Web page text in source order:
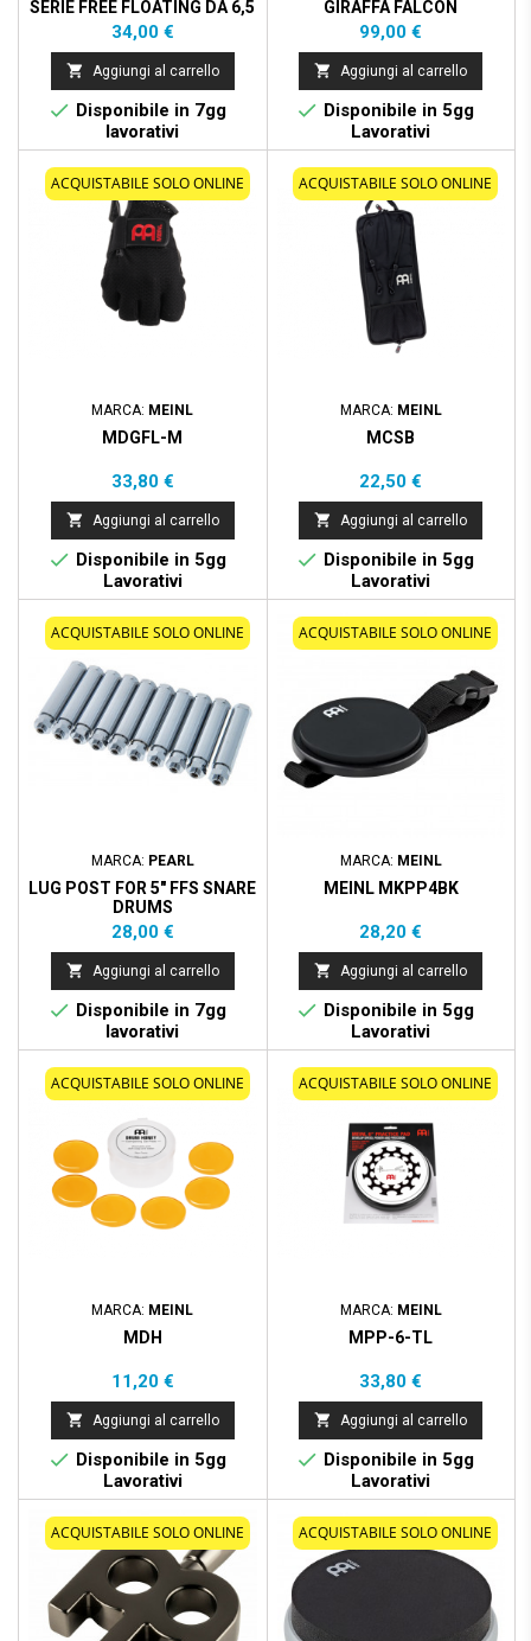
SERIE FREE FLOATING DA 6,5
Prezzo
34,00 €
 Aggiungi al carrello
 Disponibile in 7gg
lavorativi
GIRAFFA FALCON
Prezzo
99,00 €
 Aggiungi al carrello
 Disponibile in 5gg
Lavorativi
ACQUISTABILE SOLO ONLINE
MARCA: MEINL
MDGFL-M
Prezzo
33,80 €
 Aggiungi al carrello
 Disponibile in 5gg
Lavorativi
ACQUISTABILE SOLO ONLINE
MARCA: MEINL
MCSB
Prezzo
22,50 €
 Aggiungi al carrello
 Disponibile in 5gg
Lavorativi
ACQUISTABILE SOLO ONLINE
MARCA: PEARL
LUG POST FOR 5" FFS SNARE
DRUMS
Prezzo
28,00 €
 Aggiungi al carrello
 Disponibile in 7gg
lavorativi
ACQUISTABILE SOLO ONLINE
MARCA: MEINL
MEINL MKPP4BK
Prezzo
28,20 €
 Aggiungi al carrello
 Disponibile in 5gg
Lavorativi
ACQUISTABILE SOLO ONLINE
MARCA: MEINL
MDH
Prezzo
11,20 €
 Aggiungi al carrello
 Disponibile in 5gg
Lavorativi
ACQUISTABILE SOLO ONLINE
MARCA: MEINL
MPP-6-TL
Prezzo
33,80 €
 Aggiungi al carrello
 Disponibile in 5gg
Lavorativi
ACQUISTABILE SOLO ONLINE ACQUISTABILE SOLO ONLINE